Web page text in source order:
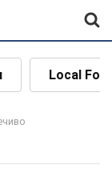
Local